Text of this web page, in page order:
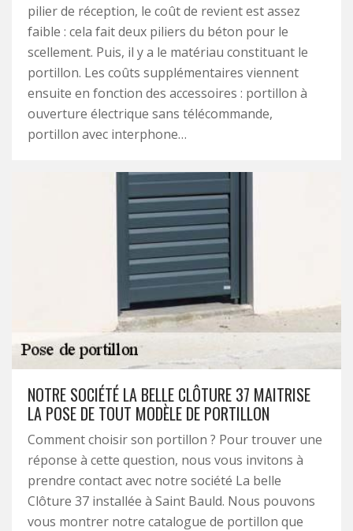
pilier de réception, le coût de revient est assez
faible : cela fait deux piliers du béton pour le
scellement. Puis, il y a le matériau constituant le
portillon. Les coûts supplémentaires viennent
ensuite en fonction des accessoires : portillon à
ouverture électrique sans télécommande,
portillon avec interphone…
NOTRE SOCIÉTÉ LA BELLE CLÔTURE 37 MAITRISE
LA POSE DE TOUT MODÈLE DE PORTILLON
Comment choisir son portillon ? Pour trouver une
réponse à cette question, nous vous invitons à
prendre contact avec notre société La belle
Clôture 37 installée à Saint Bauld. Nous pouvons
vous montrer notre catalogue de portillon que